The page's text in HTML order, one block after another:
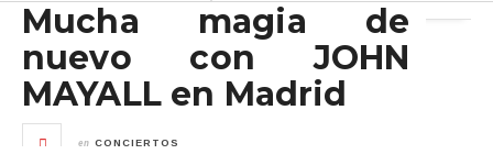
Mucha magia de
nuevo con JOHN
MAYALL en Madrid
en CONCIERTOS